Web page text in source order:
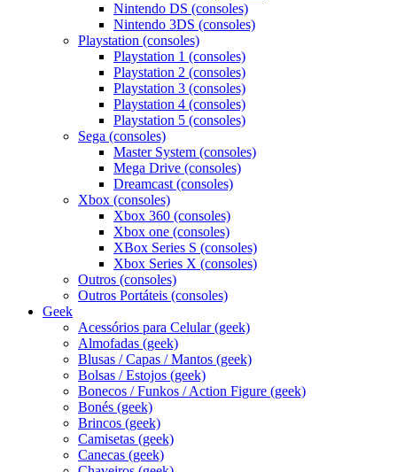
Nintendo DS (consoles)
Nintendo 3DS (consoles)
Playstation (consoles)
Playstation 1 (consoles)
Playstation 2 (consoles)
Playstation 3 (consoles)
Playstation 4 (consoles)
Playstation 5 (consoles)
Sega (consoles)
Master System (consoles)
Mega Drive (consoles)
Dreamcast (consoles)
Xbox (consoles)
Xbox 360 (consoles)
Xbox one (consoles)
XBox Series S (consoles)
Xbox Series X (consoles)
Outros (consoles)
Outros Portáteis (consoles)
Geek
Acessórios para Celular (geek)
Almofadas (geek)
Blusas / Capas / Mantos (geek)
Bolsas / Estojos (geek)
Bonecos / Funkos / Action Figure (geek)
Bonés (geek)
Brincos (geek)
Camisetas (geek)
Canecas (geek)